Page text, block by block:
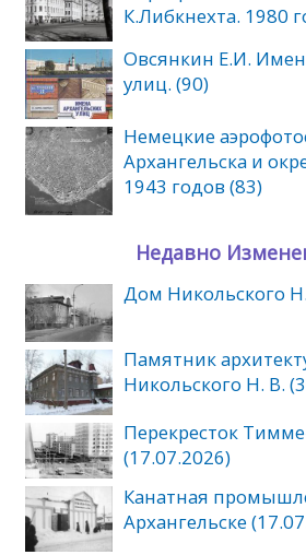
К.Либкнехта. 1980
Овсянкин Е.И.
улиц. (90)
Немецкие
Архангельска и
1943 годов (83)
Недавно
Дом Никольского
Памятник
Никольского Н. В.
Перекресток
(17.07.2026)
Канатная
Архангельске